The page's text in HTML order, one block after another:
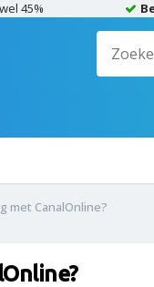
45%
met CanalOnline?